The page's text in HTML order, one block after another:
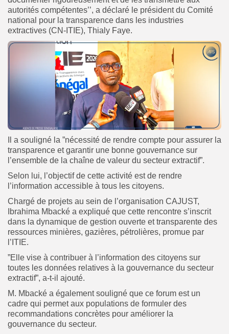
autorités compétentes’’, a déclaré le président du Comité
national pour la transparence dans les industries
extractives (CN-ITIE), Thialy Faye.
Il a souligné la ”nécessité de rendre compte pour assurer la
transparence et garantir une bonne gouvernance sur
l’ensemble de la chaîne de valeur du secteur extractif”.
Selon lui, l’objectif de cette activité est de rendre
l’information accessible à tous les citoyens.
Chargé de projets au sein de l’organisation CAJUST,
Ibrahima Mbacké a expliqué que cette rencontre s’inscrit
dans la dynamique de gestion ouverte et transparente des
ressources minières, gazières, pétrolières, promue par
l’ITIE.
”Elle vise à contribuer à l’information des citoyens sur
toutes les données relatives à la gouvernance du secteur
extractif”, a-t-il ajouté.
M. Mbacké a également souligné que ce forum est un
cadre qui permet aux populations de formuler des
recommandations concrètes pour améliorer la
gouvernance du secteur.